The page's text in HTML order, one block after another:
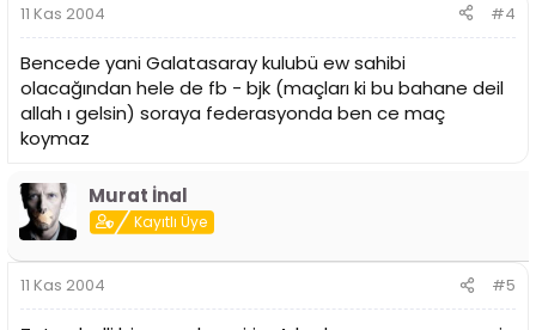
11 Kas 2004 #4
Bencede yani Galatasaray kulubü ew sahibi
olacağından hele de fb - bjk (maçları ki bu bahane deil
allah ı gelsin) soraya federasyonda ben ce maç
koymaz
Murat İnal
Kayıtlı Üye
11 Kas 2004 #5